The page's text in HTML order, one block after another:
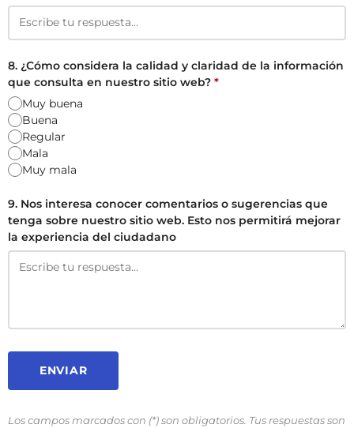
8. ¿Cómo considera la calidad y claridad de la información
que consulta en nuestro sitio web? *
Muy buena
Buena
Regular
Mala
Muy mala
9. Nos interesa conocer comentarios o sugerencias que
tenga sobre nuestro sitio web. Esto nos permitirá mejorar
la experiencia del ciudadano
ENVIAR
Los campos marcados con (*) son obligatorios. Tus respuestas son